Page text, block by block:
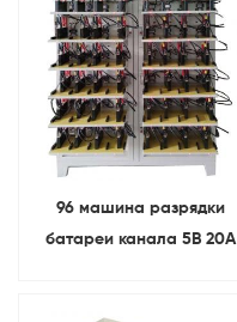
96 машина разрядки
батареи канала 5В 20А